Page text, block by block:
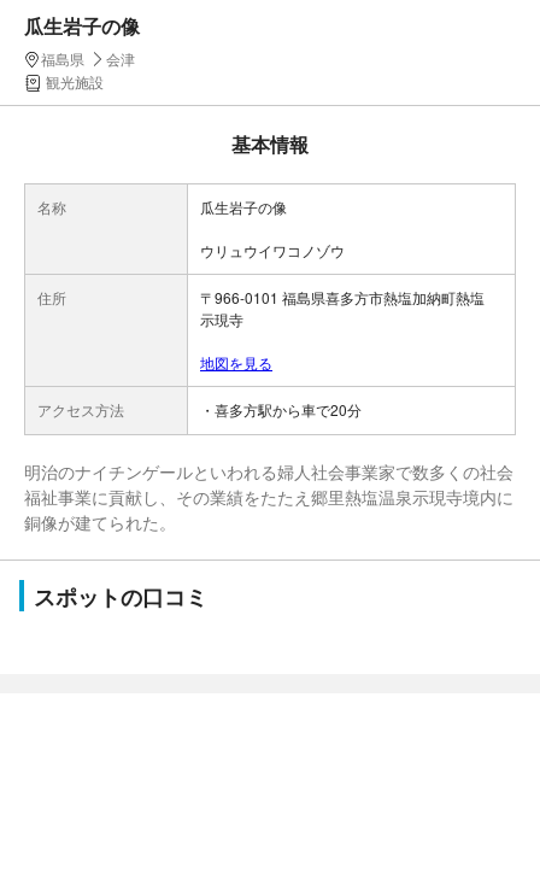
瓜生岩子の像
福島県
会津
観光施設
基本情報
名称 瓜生岩子の像
ウリュウイワコノゾウ
住所
〒966-0101 福島県喜多方市熱塩加納町熱塩
示現寺
地図を見る
アクセス方法 ・喜多方駅から車で20分
明治のナイチンゲールといわれる婦人社会事業家で数多くの社会
福祉事業に貢献し、その業績をたたえ郷里熱塩温泉示現寺境内に
銅像が建てられた。
スポットの口コミ